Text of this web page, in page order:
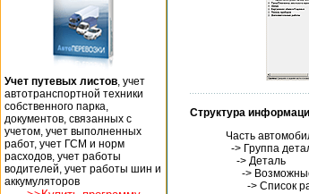
Учет путевых листов , учет
автотранспортной техники
собственного парка,
документов, связанных с
учетом, учет выполненных
работ, учет ГСМ и норм
расходов, учет работы
водителей, учет работы шин и
аккумуляторов
Структура
Часть
-> Группа
-> Деталь
-> Возможные
-> Список